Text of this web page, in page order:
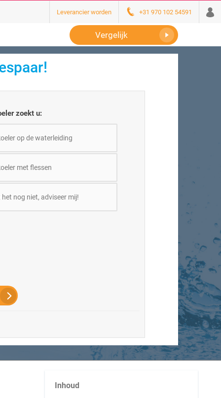
Leverancier worden +31 970 102 54591
Vergelijk
zoekt u:
op de waterleiding
met flessen
het nog niet, adviseer mij!
Inhoud